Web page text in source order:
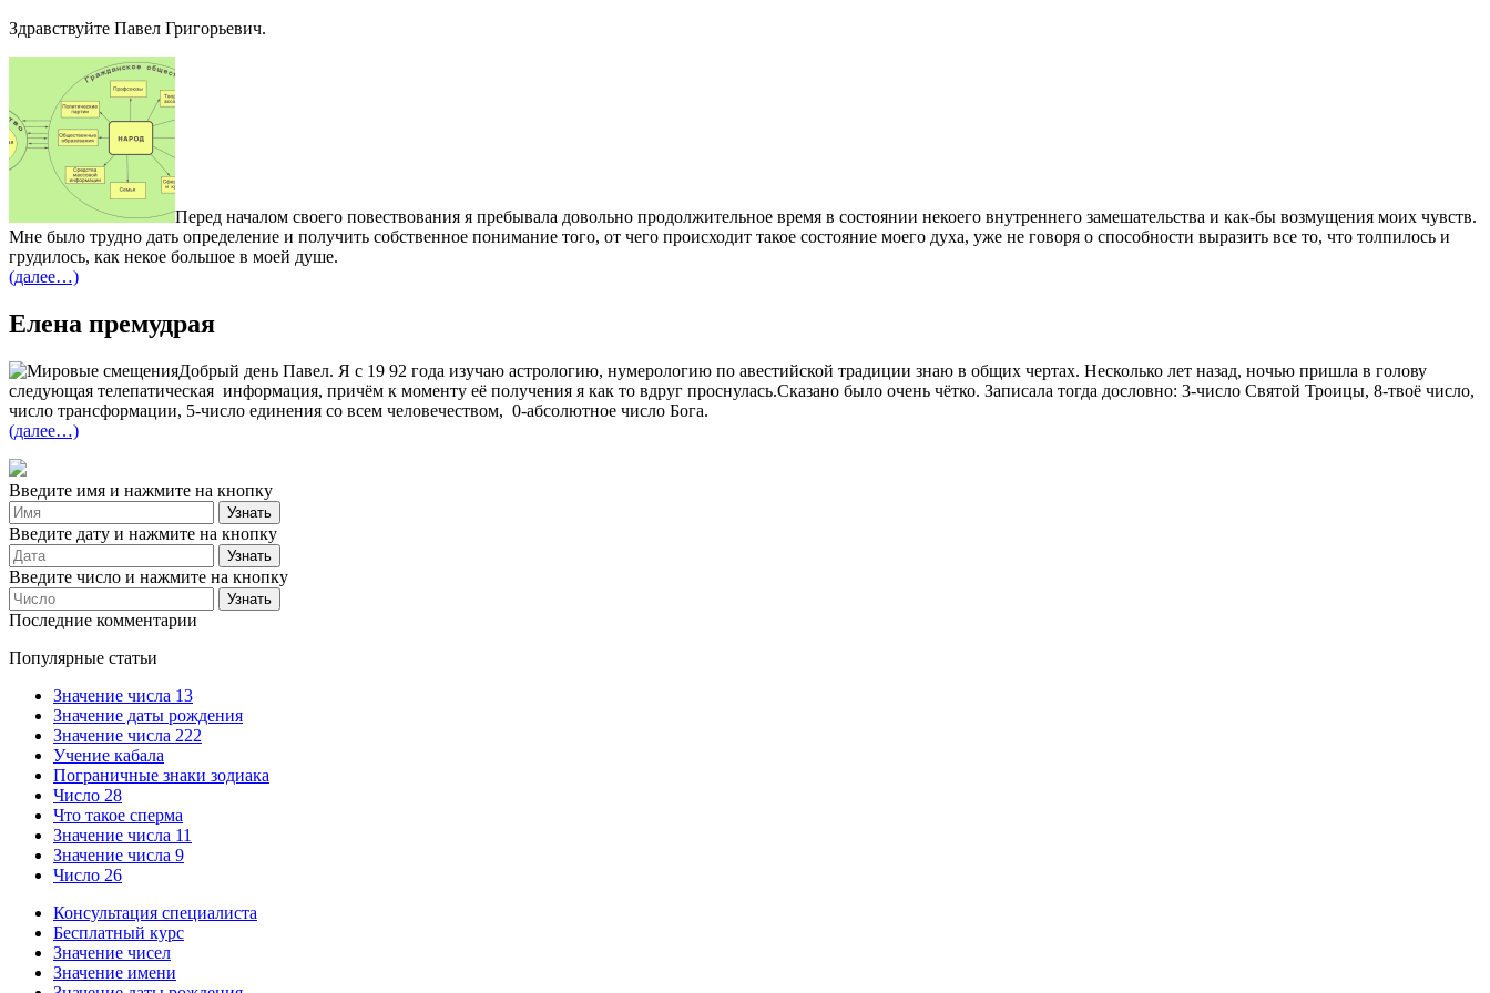
Здравствуйте Павел Григорьевич.
Перед началом своего повествования я пребывала довольно продолжительное время в состоянии некоего внутреннего замешательства и как-бы возмущения моих чувств.
Мне было трудно дать определение и получить собственное понимание того, от чего происходит такое состояние моего духа, уже не говоря о способности выразить все то, что толпилось и
грудилось, как некое большое в моей душе.
(далее…)
Елена премудрая
Добрый день Павел. Я с 19 92 года изучаю астрологию, нумерологию по авестийской традиции знаю в общих чертах. Несколько лет назад, ночью пришла в голову
следующая телепатическая информация, причём к моменту её получения я как то вдруг проснулась.Сказано было очень чётко. Записала тогда дословно: 3-число Святой Троицы, 8-твоё число,
число трансформации, 5-число единения со всем человечеством, 0-абсолютное число Бога.
(далее…)
Введите имя и нажмите на кнопку
Введите дату и нажмите на кнопку
Введите число и нажмите на кнопку
Последние комментарии
Популярные статьи
Значение числа 13
Значение даты рождения
Значение числа 222
Учение кабала
Пограничные знаки зодиака
Число 28
Что такое сперма
Значение числа 11
Значение числа 9
Число 26
Консультация специалиста
Бесплатный курс
Значение чисел
Значение имени